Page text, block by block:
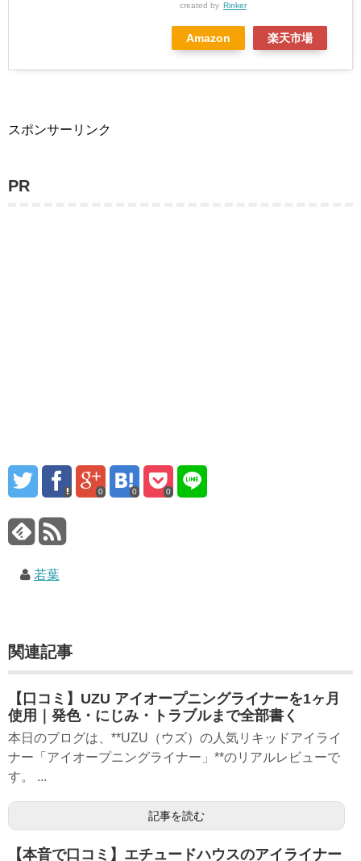
created by Rinker
Amazon 楽天市場
スポンサーリンク
PR
0 0 0
若葉
関連記事
【口コミ】UZU アイオープニングライナーを1ヶ月
使用｜発色・にじみ・トラブルまで全部書く
本日のブログは、**UZU（ウズ）の人気リキッドアイライ
ナー「アイオープニングライナー」**のリアルレビューで
す。 ...
記事を読む
【本音で口コミ】エチュードハウスのアイライナー